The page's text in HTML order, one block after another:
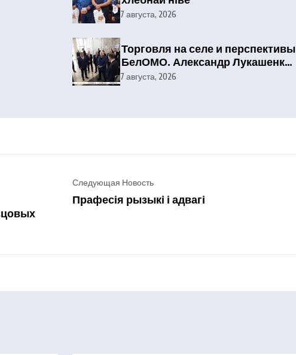
7 августа, 2026
Торговля на селе и перспективы
БелОМО. Александр Лукашенко
посетил Вилейский район
7 августа, 2026
Следующая Новость
Прафесія рызыкі і адвагі